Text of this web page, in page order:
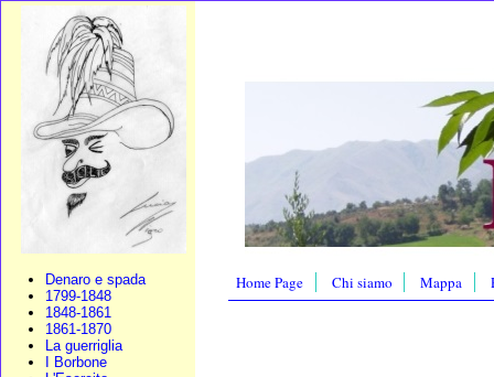
Denaro e spada
1799-1848
1848-1861
1861-1870
La guerriglia
I Borbone
Home Page Chi siamo Mappa